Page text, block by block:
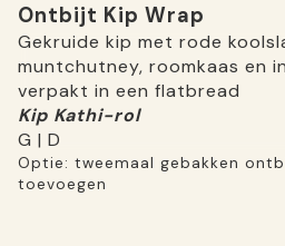
Ontbijt Kip Wrap
Gekruide kip met rode
muntchutney, roomkaas en
verpakt in een flatbread
Kip Kathi-rol
G | D
Optie: tweemaal gebakken
toevoegen